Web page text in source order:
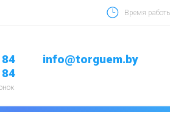
Время
info@torguem.by